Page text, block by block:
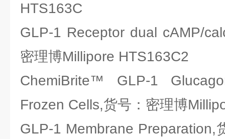
HTS163C
GLP-1 Receptor dual cAMP/
密理博Millipore HTS163C2
ChemiBrite™ GLP-1
Frozen Cells,货号：密理博
GLP-1 Membrane Preparation,